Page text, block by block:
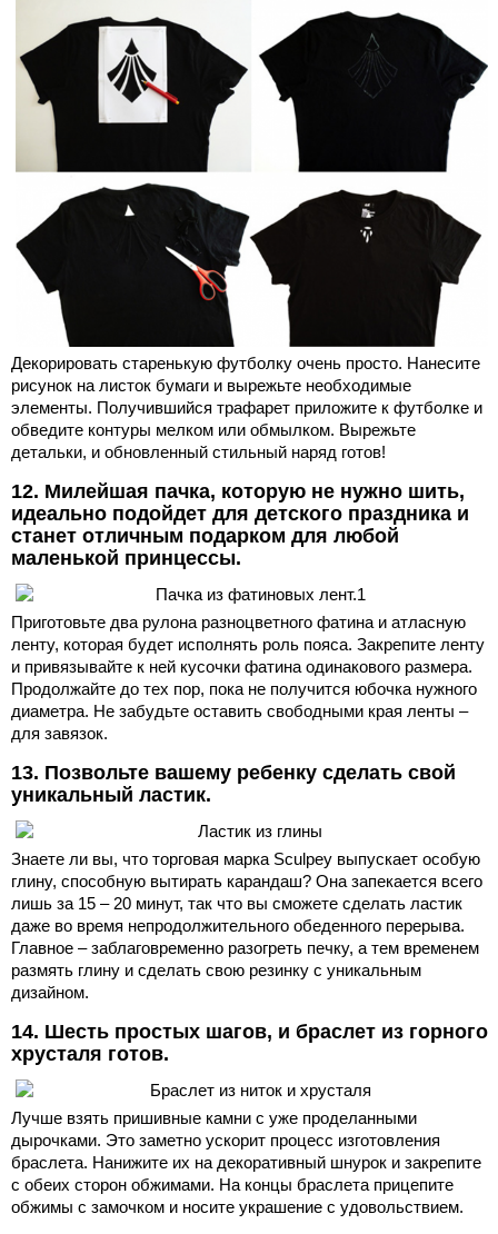
Декорировать старенькую футболку очень просто. Нанесите
рисунок на листок бумаги и вырежьте необходимые
элементы. Получившийся трафарет приложите к футболке и
обведите контуры мелком или обмылком. Вырежьте
детальки, и обновленный стильный наряд готов!
12. Милейшая пачка, которую не нужно шить,
идеально подойдет для детского праздника и
станет отличным подарком для любой
маленькой принцессы.
Приготовьте два рулона разноцветного фатина и атласную
ленту, которая будет исполнять роль пояса. Закрепите ленту
и привязывайте к ней кусочки фатина одинакового размера.
Продолжайте до тех пор, пока не получится юбочка нужного
диаметра. Не забудьте оставить свободными края ленты –
для завязок.
13. Позвольте вашему ребенку сделать свой
уникальный ластик.
Знаете ли вы, что торговая марка Sculpey выпускает особую
глину, способную вытирать карандаш? Она запекается всего
лишь за 15 – 20 минут, так что вы сможете сделать ластик
даже во время непродолжительного обеденного перерыва.
Главное – заблаговременно разогреть печку, а тем временем
размять глину и сделать свою резинку с уникальным
дизайном.
14. Шесть простых шагов, и браслет из горного
хрусталя готов.
Лучше взять пришивные камни с уже проделанными
дырочками. Это заметно ускорит процесс изготовления
браслета. Нанижите их на декоративный шнурок и закрепите
с обеих сторон обжимами. На концы браслета прицепите
обжимы с замочком и носите украшение с удовольствием.